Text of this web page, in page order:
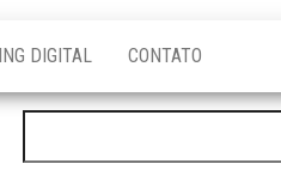
DIGITAL CONTATO
por: